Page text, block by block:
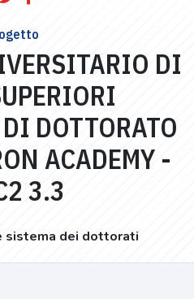
DI
DOTTORATO
ACADEMY -
3.3
sistema dei dottorati